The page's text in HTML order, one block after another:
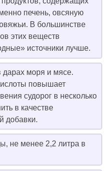
печень, овсяную
В большинстве
этих веществ
источники лучше.
дарах моря и мясе.
повышает
судорог в несколько
в качестве
добавки.
не менее 2,2 литра в